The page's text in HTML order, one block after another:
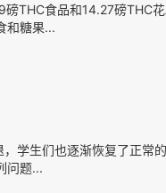
磅THC食品和14.27磅THC
和糖果...
学生们也逐渐恢复了正常
问题...